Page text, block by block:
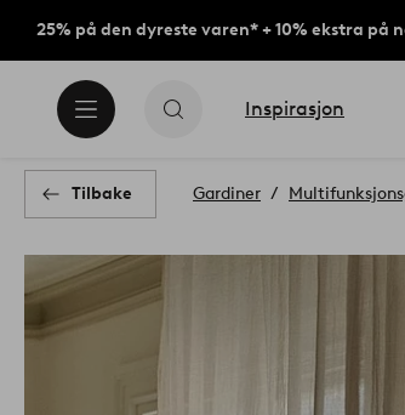
25% på den dyreste varen* + 10% ekstra på
Inspirasjon
Tilbake Gardiner